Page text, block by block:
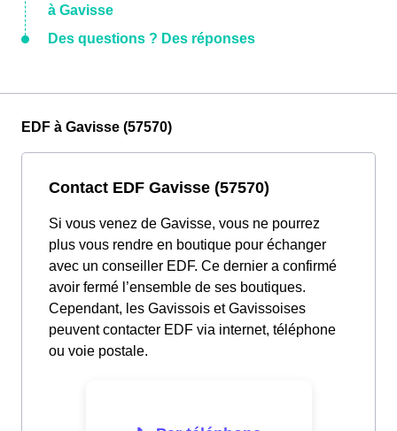
à Gavisse
Des questions ? Des réponses
EDF à Gavisse (57570)
Contact EDF Gavisse (57570)
Si vous venez de Gavisse, vous ne pourrez
plus vous rendre en boutique pour échanger
avec un conseiller EDF. Ce dernier a confirmé
avoir fermé l’ensemble de ses boutiques.
Cependant, les Gavissois et Gavissoises
peuvent contacter EDF via internet, téléphone
ou voie postale.